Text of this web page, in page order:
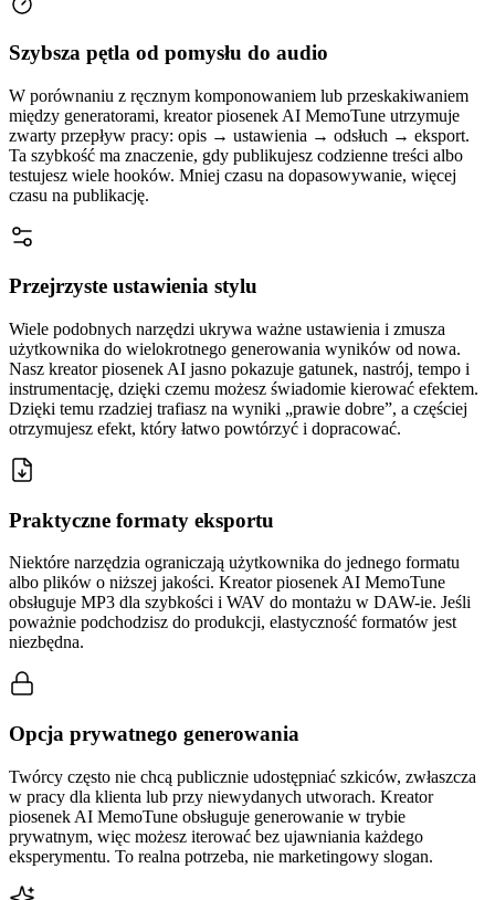
Szybsza pętla od pomysłu do audio
W porównaniu z ręcznym komponowaniem lub przeskakiwaniem
między generatorami, kreator piosenek AI MemoTune utrzymuje
zwarty przepływ pracy: opis → ustawienia → odsłuch → eksport.
Ta szybkość ma znaczenie, gdy publikujesz codzienne treści albo
testujesz wiele hooków. Mniej czasu na dopasowywanie, więcej
czasu na publikację.
Przejrzyste ustawienia stylu
Wiele podobnych narzędzi ukrywa ważne ustawienia i zmusza
użytkownika do wielokrotnego generowania wyników od nowa.
Nasz kreator piosenek AI jasno pokazuje gatunek, nastrój, tempo i
instrumentację, dzięki czemu możesz świadomie kierować efektem.
Dzięki temu rzadziej trafiasz na wyniki „prawie dobre”, a częściej
otrzymujesz efekt, który łatwo powtórzyć i dopracować.
Praktyczne formaty eksportu
Niektóre narzędzia ograniczają użytkownika do jednego formatu
albo plików o niższej jakości. Kreator piosenek AI MemoTune
obsługuje MP3 dla szybkości i WAV do montażu w DAW-ie. Jeśli
poważnie podchodzisz do produkcji, elastyczność formatów jest
niezbędna.
Opcja prywatnego generowania
Twórcy często nie chcą publicznie udostępniać szkiców, zwłaszcza
w pracy dla klienta lub przy niewydanych utworach. Kreator
piosenek AI MemoTune obsługuje generowanie w trybie
prywatnym, więc możesz iterować bez ujawniania każdego
eksperymentu. To realna potrzeba, nie marketingowy slogan.